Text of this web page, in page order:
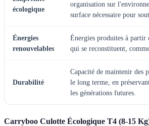
écologique
organisation sur
surface nécessaire pour
Énergies
renouvelables
Énergies produites à partir
qui se reconstituent,
Durabilité
Capacité de maintenir des
le long terme, en
les générations futures.
Carryboo Culotte Écologique T4 (8-15